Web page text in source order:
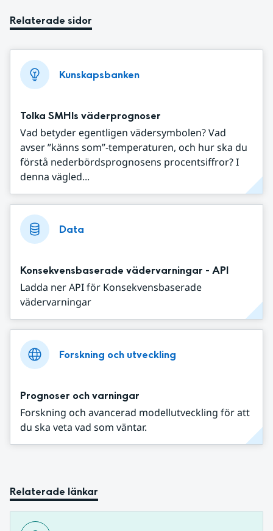
Relaterade sidor
Kunskapsbanken
Tolka SMHIs väderprognoser
Vad betyder egentligen vädersymbolen? Vad
avser ”känns som”-temperaturen, och hur ska du
förstå nederbördsprognosens procentsiffror? I
denna vägled...
Data
Konsekvensbaserade vädervarningar - API
Ladda ner API för Konsekvensbaserade
vädervarningar
Forskning och utveckling
Prognoser och varningar
Forskning och avancerad modellutveckling för att
du ska veta vad som väntar.
Relaterade länkar